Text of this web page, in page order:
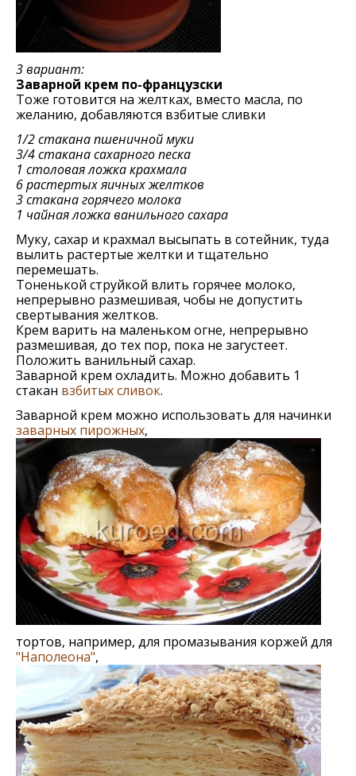
3 вариант:
Заварной крем по-французски
Тоже готовится на желтках, вместо масла, по
желанию, добавляются взбитые сливки
1/2 стакана пшеничной муки
3/4 стакана сахарного песка
1 столовая ложка крахмала
6 растертых яичных желтков
3 стакана горячего молока
1 чайная ложка ванильного сахара
Муку, сахар и крахмал высыпать в сотейник, туда
вылить растертые желтки и тщательно
перемешать.
Тоненькой струйкой влить горячее молоко,
непрерывно размешивая, чобы не допустить
свертывания желтков.
Крем варить на маленьком огне, непрерывно
размешивая, до тех пор, пока не загустеет.
Положить ванильный сахар.
Заварной крем охладить. Можно добавить 1
стакан взбитых сливок.
Заварной крем можно использовать для начинки
заварных пирожных,
тортов, например, для промазывания коржей для
"Наполеона",